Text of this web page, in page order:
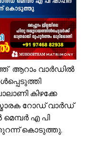
സ്വദേശി മരണപ്പെട്ടു
തിരൂരങ്ങാടി
ആറാം വാർഡിൽ
കിഴക്കേ
റോഡ് വാർഡ്
എ പി
കൊടുത്തു.